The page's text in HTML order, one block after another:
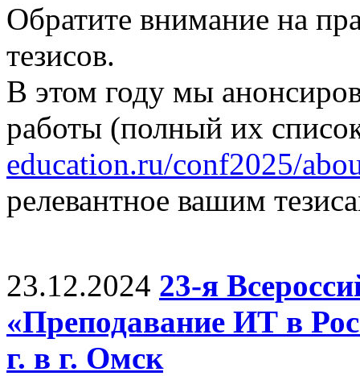
Обратите внимание на
тезисов.
В этом году мы
работы (полный их
education.ru/conf2025/
релевантное вашим
23.12.2024 23-я
«Преподавание ИТ в
г. в г. Омск